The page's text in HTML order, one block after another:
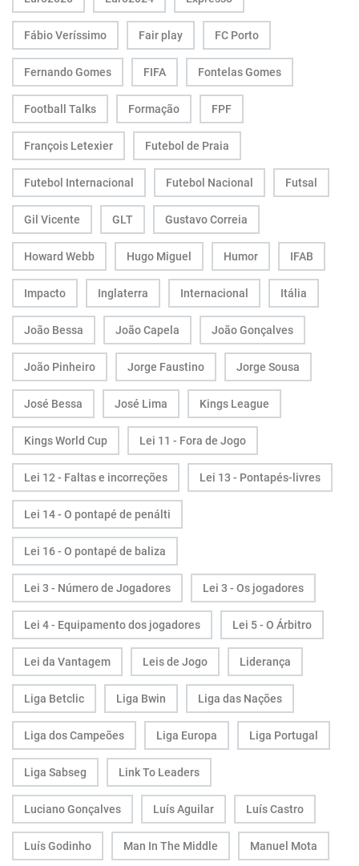
Fábio Veríssimo Fair play FC Porto
Fernando Gomes FIFA Fontelas Gomes
Football Talks Formação FPF
François Letexier Futebol de Praia
Futebol Internacional Futebol Nacional Futsal
Gil Vicente GLT Gustavo Correia
Howard Webb Hugo Miguel Humor IFAB
Impacto Inglaterra Internacional Itália
João Bessa João Capela João Gonçalves
João Pinheiro Jorge Faustino Jorge Sousa
José Bessa José Lima Kings League
Kings World Cup Lei 11 - Fora de Jogo
Lei 12 - Faltas e incorreções Lei 13 - Pontapés-livres
Lei 14 - O pontapé de penálti
Lei 16 - O pontapé de baliza
Lei 3 - Número de Jogadores Lei 3 - Os jogadores
Lei 4 - Equipamento dos jogadores Lei 5 - O Árbitro
Lei da Vantagem Leis de Jogo Liderança
Liga Betclic Liga Bwin Liga das Nações
Liga dos Campeões Liga Europa Liga Portugal
Liga Sabseg Link To Leaders
Luciano Gonçalves Luís Aguilar Luís Castro
Luís Godinho Man In The Middle Manuel Mota